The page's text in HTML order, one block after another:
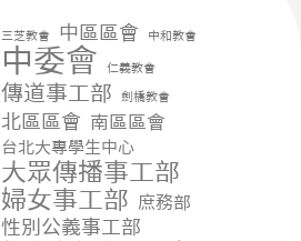
三芝教會 中區區會 中和教會
中委會 仁義教會
傳道事工部 劍橋教會
北區區會 南區區會
台北大專學生中心
大眾傳播事工部
婦女事工部 庶務部
性別公義事工部